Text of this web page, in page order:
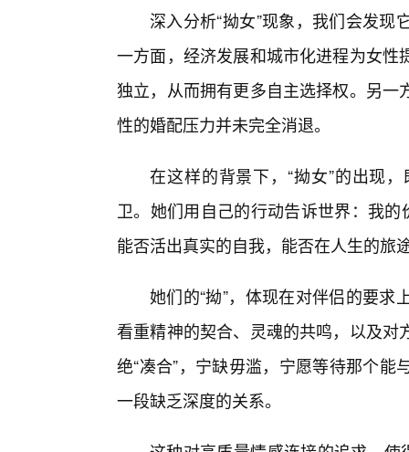
深入分析“拗女”现象，我们会发
一方面，经济发展和城市化进程为女
独立，从而拥有更多自主选择权。另
性的婚配压力并未完全消退。
在这样的背景下，“拗女”的出现
卫。她们用自己的行动告诉世界：我
能否活出真实的自我，能否在人生的旅
她们的“拗”，体现在对伴侣的要
看重精神的契合、灵魂的共鸣，以及
绝“凑合”，宁缺毋滥，宁愿等待那个
一段缺乏深度的关系。